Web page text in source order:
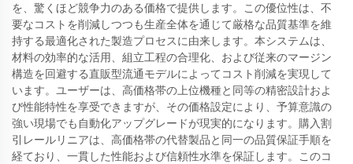
を、驚くほど競争力のある価格で提供します。この優位性は、不
要なコストを削減しつつも生産全体を通じて厳格な品質基準を維
持する最適化された製造プロセスに由来します。本システムは、
材料の効率的な活用、組立工程の合理化、および従来のマージン
構造を回避する直販型流通モデルによってコスト削減を実現して
います。ユーザーは、高価格帯の上位機種と同等の精密設計およ
び性能特性を享受できますが、その価格設定により、予算意識の
強い現場でも自動化アップグレードが現実的になります。購入割
引レールリニアは、高価格帯の代替製品と同一の品質保証手順を
経ており、一貫した性能および信頼性水準を保証します。このコ